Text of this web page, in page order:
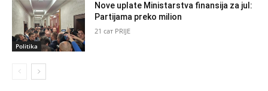
Politika
Nove uplate Ministarstva finansija za jul:
Partijama preko milion
21 сат PRIJE